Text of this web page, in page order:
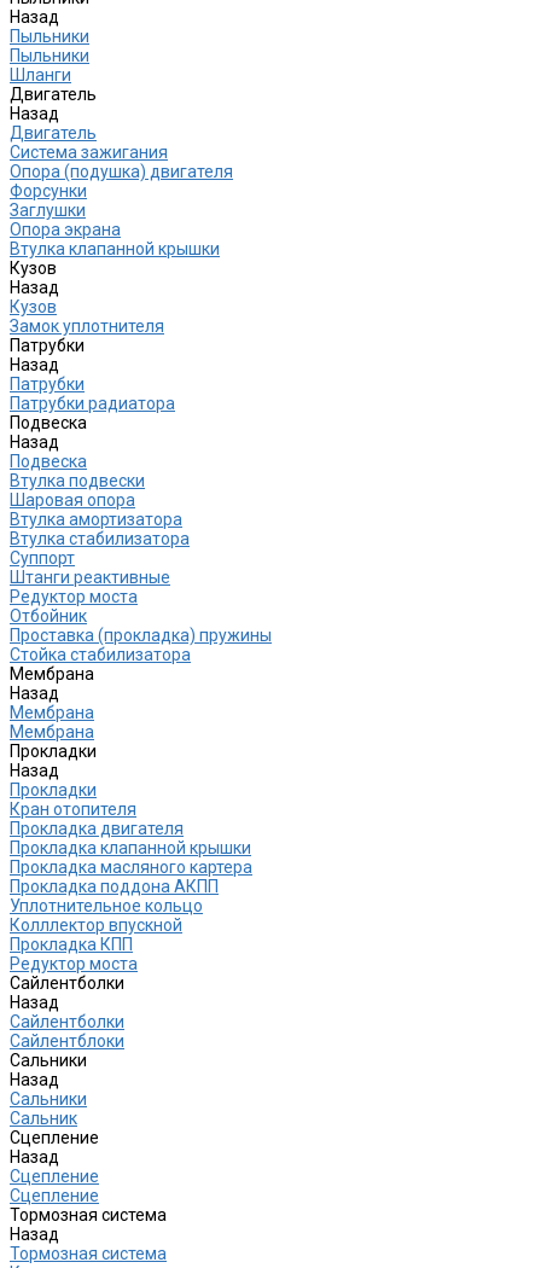
Назад
Пыльники
Пыльники
Шланги
Двигатель
Назад
Двигатель
Система зажигания
Опора (подушка) двигателя
Форсунки
Заглушки
Опора экрана
Втулка клапанной крышки
Кузов
Назад
Кузов
Замок уплотнителя
Патрубки
Назад
Патрубки
Патрубки радиатора
Подвеска
Назад
Подвеска
Втулка подвески
Шаровая опора
Втулка амортизатора
Втулка стабилизатора
Cуппорт
Штанги реактивные
Редуктор моста
Отбойник
Проставка (прокладка) пружины
Стойка стабилизатора
Мембрана
Назад
Мембрана
Мембрана
Прокладки
Назад
Прокладки
Кран отопителя
Прокладка двигателя
Прокладка клапанной крышки
Прокладка масляного картера
Прокладка поддона АКПП
Уплотнительное кольцо
Колллектор впускной
Прокладка КПП
Редуктор моста
Сайлентболки
Назад
Сайлентболки
Сайлентблоки
Сальники
Назад
Сальники
Сальник
Сцепление
Назад
Сцепление
Сцепление
Тормозная система
Назад
Тормозная система